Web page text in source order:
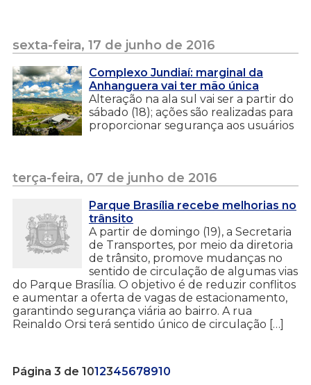
sexta-feira, 17 de junho de 2016
Complexo Jundiaí: marginal da
Anhanguera vai ter mão única
Alteração na ala sul vai ser a partir do
sábado (18); ações são realizadas para
proporcionar segurança aos usuários
terça-feira, 07 de junho de 2016
Parque Brasília recebe melhorias no
trânsito
A partir de domingo (19), a Secretaria
de Transportes, por meio da diretoria
de trânsito, promove mudanças no
sentido de circulação de algumas vias
do Parque Brasília. O objetivo é de reduzir conflitos
e aumentar a oferta de vagas de estacionamento,
garantindo segurança viária ao bairro. A rua
Reinaldo Orsi terá sentido único de circulação […]
Página 3 de 1012345678910